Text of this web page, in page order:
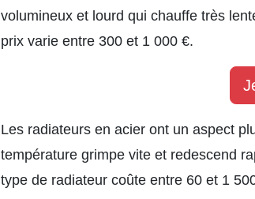
volumineux et lourd qui chauffe très
prix varie entre 300 et 1 000 €.
Les radiateurs en acier ont un aspect
température grimpe vite et redescend
type de radiateur coûte entre 60 et 1